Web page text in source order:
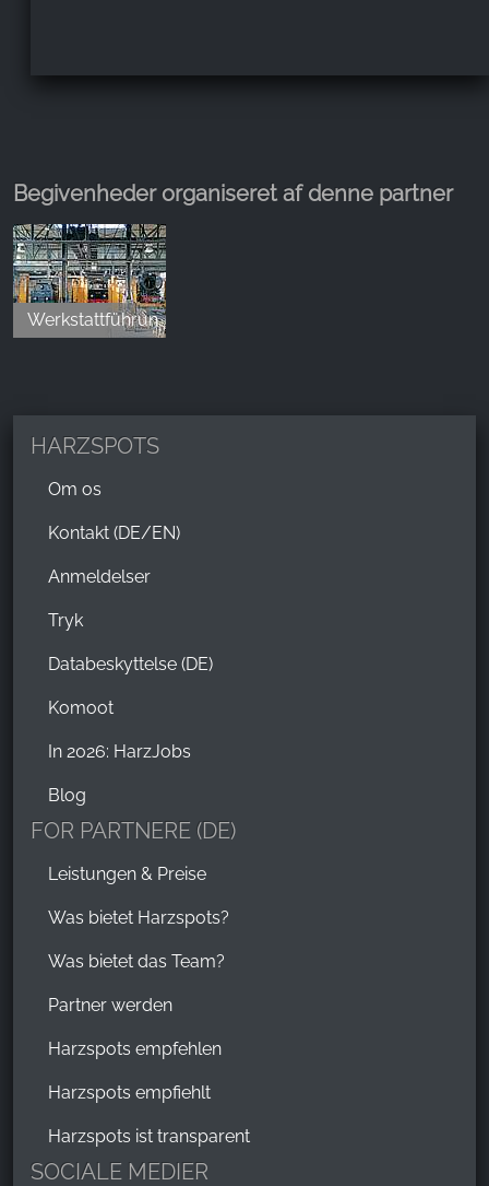
Begivenheder organiseret af denne partner
Werkstattführung in der HSB-Fahrzeugwerkstatt
HARZSPOTS
Om os
Kontakt (DE/EN)
Anmeldelser
Tryk
Databeskyttelse (DE)
Komoot
In 2026: HarzJobs
Blog
FOR PARTNERE (DE)
Leistungen & Preise
Was bietet Harzspots?
Was bietet das Team?
Partner werden
Harzspots empfehlen
Harzspots empfiehlt
Harzspots ist transparent
SOCIALE MEDIER